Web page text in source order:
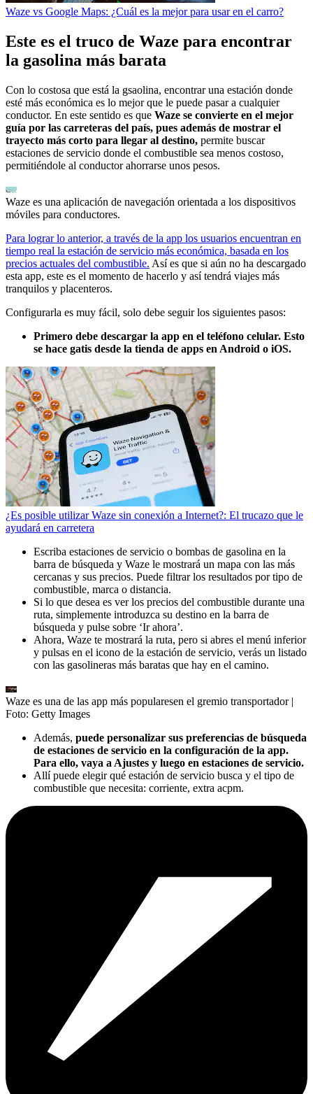
Waze vs Google Maps: ¿Cuál es la mejor para usar en el carro?
Este es el truco de Waze para encontrar
la gasolina más barata
Con lo costosa que está la gsaolina, encontrar una estación donde
esté más económica es lo mejor que le puede pasar a cualquier
conductor. En este sentido es que Waze se convierte en el mejor
guía por las carreteras del país, pues además de mostrar el
trayecto más corto para llegar al destino, permite buscar
estaciones de servicio donde el combustible sea menos costoso,
permitiéndole al conductor ahorrarse unos pesos.
Waze es una aplicación de navegación orientada a los dispositivos
móviles para conductores.
Para lograr lo anterior, a través de la app los usuarios encuentran en
tiempo real la estación de servicio más económica, basada en los
precios actuales del combustible. Así es que si aún no ha descargado
esta app, este es el momento de hacerlo y así tendrá viajes más
tranquilos y placenteros.
Configurarla es muy fácil, solo debe seguir los siguientes pasos:
Primero debe descargar la app en el teléfono celular. Esto
se hace gatis desde la tienda de apps en Android o iOS.
¿Es posible utilizar Waze sin conexión a Internet?: El trucazo que le
ayudará en carretera
Escriba estaciones de servicio o bombas de gasolina en la
barra de búsqueda y Waze le mostrará un mapa con las más
cercanas y sus precios. Puede filtrar los resultados por tipo de
combustible, marca o distancia.
Si lo que desea es ver los precios del combustible durante una
ruta, simplemente introduzca su destino en la barra de
búsqueda y pulse sobre ‘Ir ahora’.
Ahora, Waze te mostrará la ruta, pero si abres el menú inferior
y pulsas en el icono de la estación de servicio, verás un listado
con las gasolineras más baratas que hay en el camino.
Waze es una de las app más popularesen el gremio transportador |
Foto: Getty Images
Además, puede personalizar sus preferencias de búsqueda
de estaciones de servicio en la configuración de la app.
Para ello, vaya a Ajustes y luego en estaciones de servicio.
Allí puede elegir qué estación de servicio busca y el tipo de
combustible que necesita: corriente, extra acpm.